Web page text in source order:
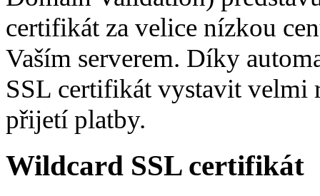
certifikát za velice nízkou
Vaším serverem. Díky
SSL certifikát vystavit velmi
přijetí platby.
Wildcard SSL certifikát